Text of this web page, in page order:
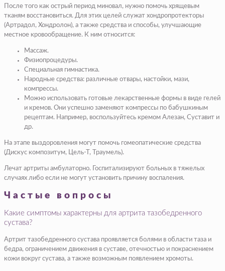
После того как острый период миновал, нужно помочь хрящевым
тканям восстановиться. Для этих целей служат хондропротекторы
(Артрадол, Хондролон), а также средства и способы, улучшающие
местное кровообращение. К ним относится:
Массаж.
Физиопроцедуры.
Специальная гимнастика.
Народные средства: различные отвары, настойки, мази,
компрессы.
Можно использовать готовые лекарственные формы в виде гелей
и кремов. Они успешно заменяют компрессы по бабушкиным
рецептам. Например, воспользуйтесь кремом Алезан, Суставит и
др.
На этапе выздоровления могут помочь гомеопатические средства
(Дискус композитум, Цель-Т, Траумель).
Лечат артриты амбулаторно. Госпитализируют больных в тяжелых
случаях либо если не могут установить причину воспаления.
Частые вопросы
Какие симптомы характерны для артрита тазобедренного
сустава?
Артрит тазобедренного сустава проявляется болями в области таза и
бедра, ограничением движения в суставе, отечностью и покраснением
кожи вокруг сустава, а также возможным появлением хромоты.